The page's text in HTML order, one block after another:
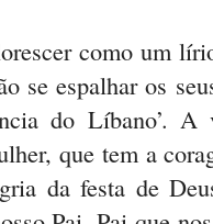
como um
se espalhar os
do Líbano’. A
que tem a
da festa de